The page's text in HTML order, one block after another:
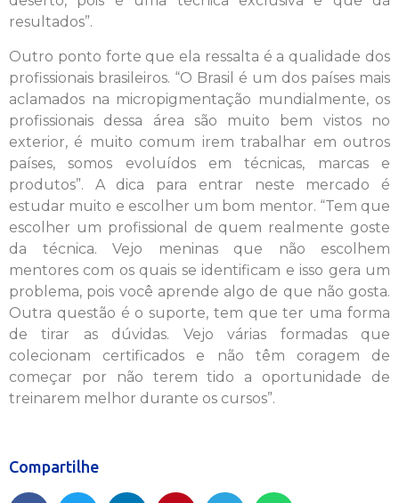
resultados”.
Outro ponto forte que ela ressalta é a qualidade dos
profissionais brasileiros. “O Brasil é um dos países mais
aclamados na micropigmentação mundialmente, os
profissionais dessa área são muito bem vistos no
exterior, é muito comum irem trabalhar em outros
países, somos evoluídos em técnicas, marcas e
produtos”. A dica para entrar neste mercado é
estudar muito e escolher um bom mentor. “Tem que
escolher um profissional de quem realmente goste
da técnica. Vejo meninas que não escolhem
mentores com os quais se identificam e isso gera um
problema, pois você aprende algo de que não gosta.
Outra questão é o suporte, tem que ter uma forma
de tirar as dúvidas. Vejo várias formadas que
colecionam certificados e não têm coragem de
começar por não terem tido a oportunidade de
treinarem melhor durante os cursos”.
Compartilhe